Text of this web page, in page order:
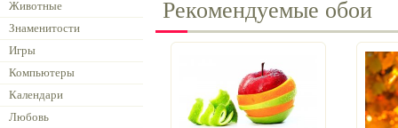
Животные
Знаменитости
Игры
Компьютеры
Календари
Любовь
Рекомендуемые обои